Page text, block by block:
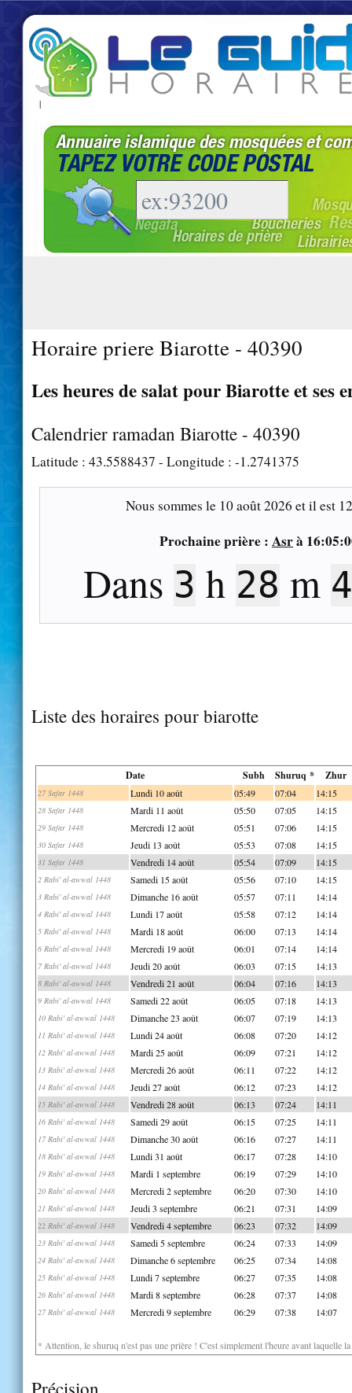
|
Horaire priere Biarotte - 40390
Les heures de salat pour Biarotte et ses
Calendrier ramadan Biarotte - 40390
Latitude : 43.5588437 - Longitude : -1.2741375
Nous sommes le 10 août 2026 et il est
Prochaine prière : Asrà
Dans 3 h 28 m
Liste des horaires pour biarotte
Date Subh Shuruq * Zhur
27 Safar 1448 Lundi 10 août 05:49 07:04 14:15
28 Safar 1448 Mardi 11 août 05:50 07:05 14:15
29 Safar 1448 Mercredi 12 août 05:51 07:06 14:15
30 Safar 1448 Jeudi 13 août 05:53 07:08 14:15
31 Safar 1448 Vendredi 14 août 05:54 07:09 14:15
2 Rabi' al-awwal 1448 Samedi 15 août 05:56 07:10 14:15
3 Rabi' al-awwal 1448 Dimanche 16 août 05:57 07:11 14:14
4 Rabi' al-awwal 1448 Lundi 17 août 05:58 07:12 14:14
5 Rabi' al-awwal 1448 Mardi 18 août 06:00 07:13 14:14
6 Rabi' al-awwal 1448 Mercredi 19 août 06:01 07:14 14:14
7 Rabi' al-awwal 1448 Jeudi 20 août 06:03 07:15 14:13
8 Rabi' al-awwal 1448 Vendredi 21 août 06:04 07:16 14:13
9 Rabi' al-awwal 1448 Samedi 22 août 06:05 07:18 14:13
10 Rabi' al-awwal 1448 Dimanche 23 août 06:07 07:19 14:13
11 Rabi' al-awwal 1448 Lundi 24 août 06:08 07:20 14:12
12 Rabi' al-awwal 1448 Mardi 25 août 06:09 07:21 14:12
13 Rabi' al-awwal 1448 Mercredi 26 août 06:11 07:22 14:12
14 Rabi' al-awwal 1448 Jeudi 27 août 06:12 07:23 14:12
15 Rabi' al-awwal 1448 Vendredi 28 août 06:13 07:24 14:11
16 Rabi' al-awwal 1448 Samedi 29 août 06:15 07:25 14:11
17 Rabi' al-awwal 1448 Dimanche 30 août 06:16 07:27 14:11
18 Rabi' al-awwal 1448 Lundi 31 août 06:17 07:28 14:10
19 Rabi' al-awwal 1448 Mardi 1 septembre 06:19 07:29 14:10
20 Rabi' al-awwal 1448 Mercredi 2 septembre 06:20 07:30 14:10
21 Rabi' al-awwal 1448 Jeudi 3 septembre 06:21 07:31 14:09
22 Rabi' al-awwal 1448 Vendredi 4 septembre 06:23 07:32 14:09
23 Rabi' al-awwal 1448 Samedi 5 septembre 06:24 07:33 14:09
24 Rabi' al-awwal 1448 Dimanche 6 septembre 06:25 07:34 14:08
25 Rabi' al-awwal 1448 Lundi 7 septembre 06:27 07:35 14:08
26 Rabi' al-awwal 1448 Mardi 8 septembre 06:28 07:37 14:08
27 Rabi' al-awwal 1448 Mercredi 9 septembre 06:29 07:38 14:07
* Attention, le shuruq n'est pas une prière ! C'est simplement l'heure avant laquelle
Précision